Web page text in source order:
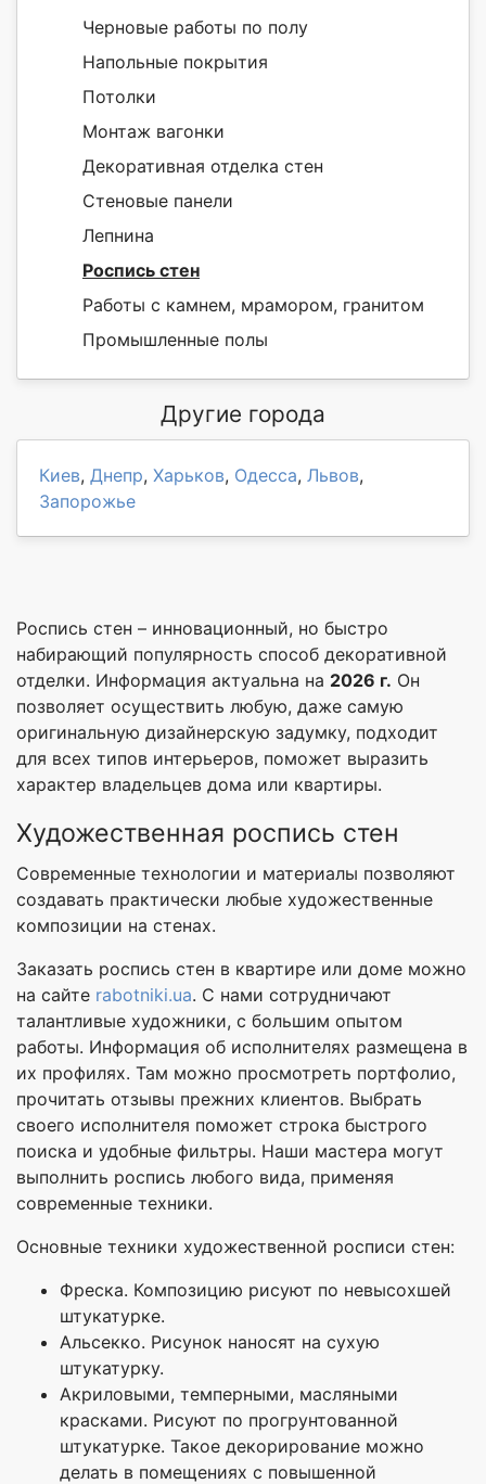
Черновые работы по полу
Напольные покрытия
Потолки
Монтаж вагонки
Декоративная отделка стен
Стеновые панели
Лепнина
Роспись стен
Работы с камнем, мрамором, гранитом
Промышленные полы
Другие города
Киев, Днепр, Харьков, Одесса, Львов,
Запорожье
Роспись стен – инновационный, но быстро
набирающий популярность способ декоративной
отделки. Информация актуальна на 2026 г. Он
позволяет осуществить любую, даже самую
оригинальную дизайнерскую задумку, подходит
для всех типов интерьеров, поможет выразить
характер владельцев дома или квартиры.
Художественная роспись стен
Современные технологии и материалы позволяют
создавать практически любые художественные
композиции на стенах.
Заказать роспись стен в квартире или доме можно
на сайте rabotniki.ua. С нами сотрудничают
талантливые художники, с большим опытом
работы. Информация об исполнителях размещена в
их профилях. Там можно просмотреть портфолио,
прочитать отзывы прежних клиентов. Выбрать
своего исполнителя поможет строка быстрого
поиска и удобные фильтры. Наши мастера могут
выполнить роспись любого вида, применяя
современные техники.
Основные техники художественной росписи стен:
Фреска. Композицию рисуют по невысохшей
штукатурке.
Альсекко. Рисунок наносят на сухую
штукатурку.
Акриловыми, темперными, масляными
красками. Рисуют по прогрунтованной
штукатурке. Такое декорирование можно
делать в помещениях с повышенной